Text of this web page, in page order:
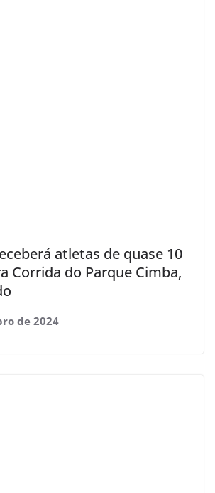
atletas de quase 10
Corrida do Parque Cimba,
de 2024